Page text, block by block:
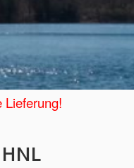
Lieferung!